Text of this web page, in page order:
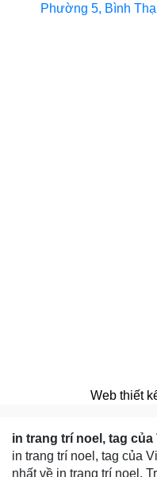
Phường 5, Bình
Web thiết
in trang trí noel, tag
in trang trí noel, tag của
nhất về in trang trí noel,